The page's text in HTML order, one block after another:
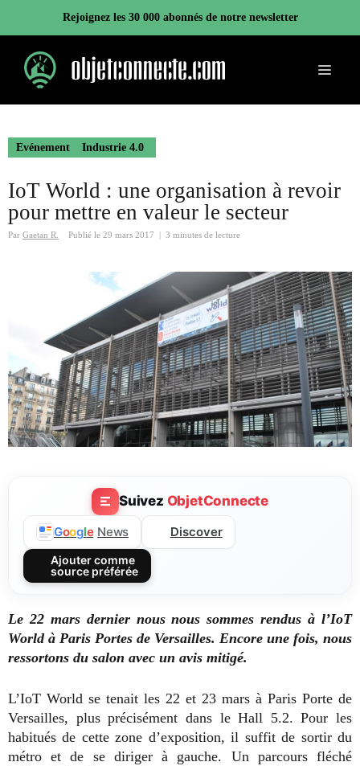
contenu
Rejoignez les 30 000 abonnés de notre newsletter
Menu
Evénement Industrie 4.0
IoT World : une organisation à revoir
pour mettre en valeur le secteur
Par Gaetan R. Publié le 29 mars 2017 3 minutes de lecture
Suivez ObjetConnecte
Google News Discover
Ajouter comme
source préférée
Le 22 mars dernier nous nous sommes rendus à l’IoT
World à Paris Portes de Versailles. Encore une fois, nous
ressortons du salon avec un avis mitigé.
L’IoT World se tenait les 22 et 23 mars à Paris Porte de
Versailles, plus précisément dans le Hall 5.2. Pour les
habitués de cette zone d’exposition, il suffit de sortir du
métro et de se diriger à gauche. Un parcours fléché